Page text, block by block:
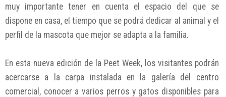
muy importante tener en cuenta el espacio del que se
dispone en casa, el tiempo que se podrá dedicar al animal y el
perfil de la mascota que mejor se adapta a la familia.
En esta nueva edición de la Peet Week, los visitantes podrán
acercarse a la carpa instalada en la galería del centro
comercial, conocer a varios perros y gatos disponibles para